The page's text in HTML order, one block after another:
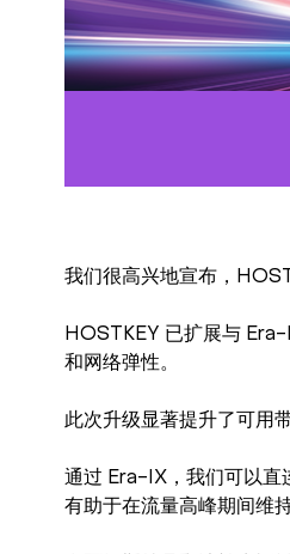
我们很高兴地宣布，
HOSTKEY 已扩展与
和网络弹性。
此次升级显著提升了可用
通过 Era-IX，我们可以直
有助于在流量高峰期间维